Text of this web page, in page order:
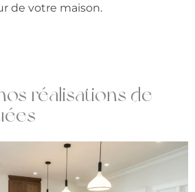
de votre maison.
réalisations de